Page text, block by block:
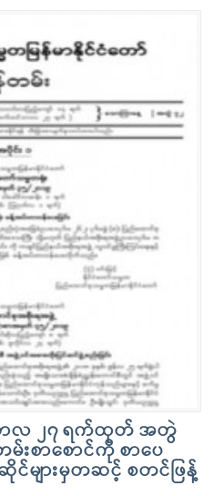
ာလ ၂၇ ရက်ထုတ် အတွဲ
မ်းစာစောင်ကို စာပေ
င်များမှတဆင့် စတင်ဖြန့်